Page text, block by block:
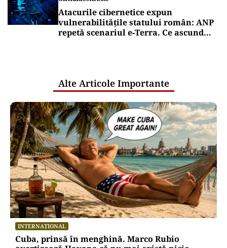
Atacurile cibernetice expun
vulnerabilitățile statului român: ANP
repetă scenariul e‑Terra. Ce ascund
Alte Articole Importante
INTERNAȚIONAL
Cuba, prinsă în menghină. Marco Rubio